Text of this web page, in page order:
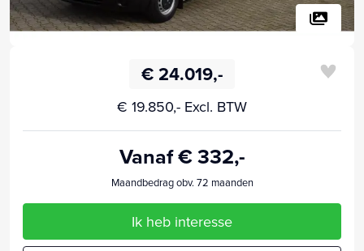
€ 24.019,-
€ 19.850,- Excl. BTW
Vanaf € 332,-
Maandbedrag obv. 72 maanden
Ik heb interesse